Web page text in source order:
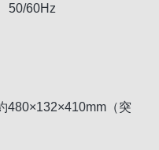
50/60Hz
480×132×410mm（突